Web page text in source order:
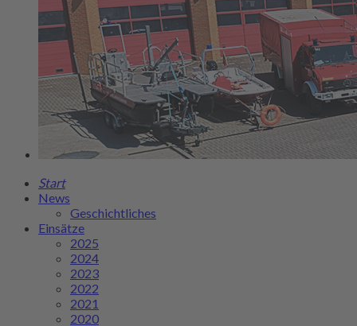
Start
News
Geschichtliches
Einsätze
2025
2024
2023
2022
2021
2020